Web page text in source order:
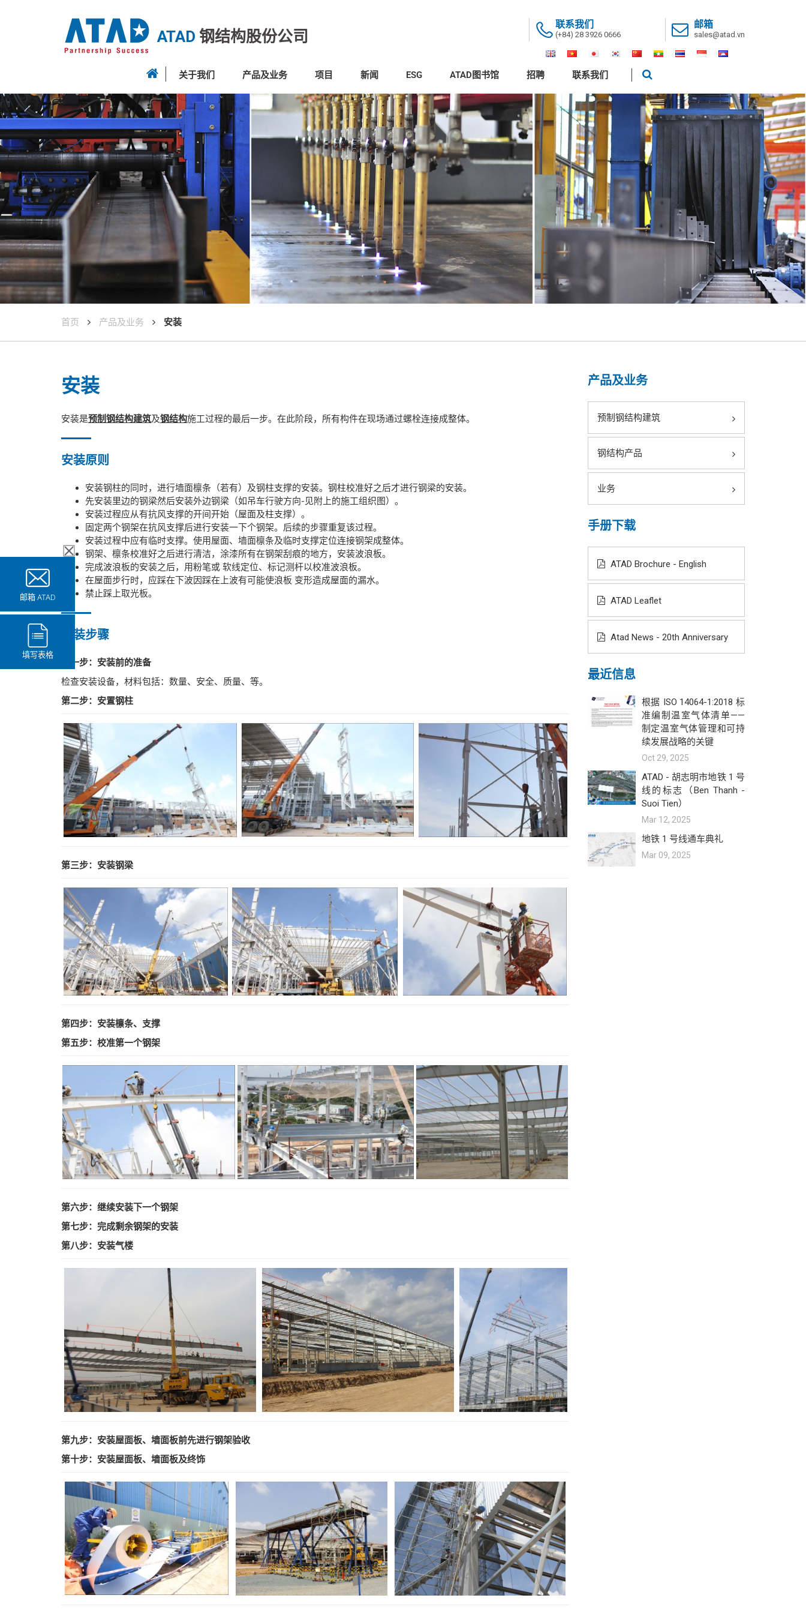
ATAD 钢结构股份公司
联系我们
(+84) 28 3926 0666
邮箱
sales@atad.vn
关于我们 产品及业务 项目 新闻 ESG ATAD图书馆 招聘 联系我们
首页 产品及业务 安装
安装
安装是预制钢结构建筑及钢结构施工过程的最后一步。在此阶段，所有构件在现场通过螺栓连接成整体。
安装原则
安装钢柱的同时，进行墙面檩条（若有）及钢柱支撑的安装。钢柱校准好之后才进行钢梁的安装。
先安装里边的钢梁然后安装外边钢梁（如吊车行驶方向-见附上的施工组织图）。
安装过程应从有抗风支撑的开间开始（屋面及柱支撑）。
固定两个钢架在抗风支撑后进行安装一下个钢架。后续的步骤重复该过程。
安装过程中应有临时支撑。使用屋面、墙面檩条及临时支撑定位连接钢架成整体。
钢架、檩条校准好之后进行清洁，涂漆所有在钢架刮痕的地方，安装波浪板。
完成波浪板的安装之后，用粉笔或 软线定位、标记测杆以校准波浪板。
在屋面步行时，应踩在下波因踩在上波有可能使浪板 变形造成屋面的漏水。
禁止踩上取光板。
安装步骤
第一步：安装前的准备
检查安装设备，材料包括：数量、安全、质量、等。
第二步：安置钢柱
第三步：安装钢梁
第四步：安装檩条、支撑
第五步：校准第一个钢架
第六步：继续安装下一个钢架
第七步：完成剩余钢架的安装
第八步：安装气楼
第九步：安装屋面板、墙面板前先进行钢架验收
第十步： 安装屋面板、墙面板及终饰
产品及业务
预制钢结构建筑
钢结构产品
业务
手册下载
ATAD Brochure - English
ATAD Leaflet
Atad News - 20th Anniversary
最近信息
根据 ISO 14064-1:2018 标
准编制温室气体清单——
制定温室气体管理和可持
续发展战略的关键
Oct 29, 2025
ATAD - 胡志明市地铁 1 号
线的标志（Ben Thanh -
Suoi Tien）
Mar 12, 2025
地铁 1 号线通车典礼
Mar 09, 2025
邮箱 ATAD
填写表格